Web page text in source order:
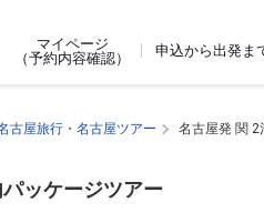
マイページ
（予約内容確認）
申込から出発ま
古屋旅行・名古屋ツアー 名古屋発 関 2
ッケージツアー